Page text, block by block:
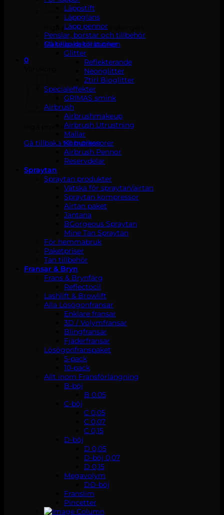
Inga produkter i varukorgen.
Gå tillbaka till butiken
0
Inga produkter i varukorgen.
Gå tillbaka till butiken
Läppstift
Läppglans
Läpp pennor
Penslar, borstar och tillbehör
Makeup dekorationer
Glitter
Reflekterande
Neonglitter
Ztirl Bioglitter
Specialeffekter
GRIMAS smink
Airbrush
Airbrushmakeup
Airbrush Utrustning
Mallar
Kompressorer
Airbrush Pennor
Reservdelar
Spraytan
Spraytan produkter
Vätska för spraytan/airtan
Spraytan kompressor
Airtan paket
Jantana
BGorgeous Spraytan
Mine Tan Spraytan
För hemmabruk
Paketpriser
Tan tillbehör
Fransar & Bryn
Frans & Brynfärg
Reflectocil
Lashlift & Browlift
Alla Lösögonfransar
Enklare fransar
3D / Volymfransar
Blingfransar
Fjäderfransar
Lösögonfranspaket
5-pack
10-pack
Allt inom Fransförlängning
B-böj
B 0.05
C-böj
C 0,05
C 0,07
C 0,15
D-böj
D 0,05
D-böj 0,07
D 0,15
Megavolym
DD-böj
Franslim
Pincetter